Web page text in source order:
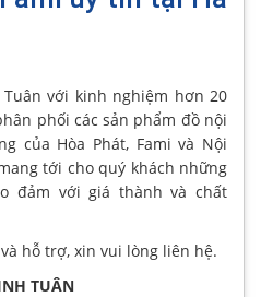
với kinh nghiệm hơn 20
phối các sản phẩm đồ nội
của Hòa Phát, Fami và Nội
tới cho quý khách những
đảm với giá thành và chất
hỗ trợ, xin vui lòng liên hệ.
TUÂN